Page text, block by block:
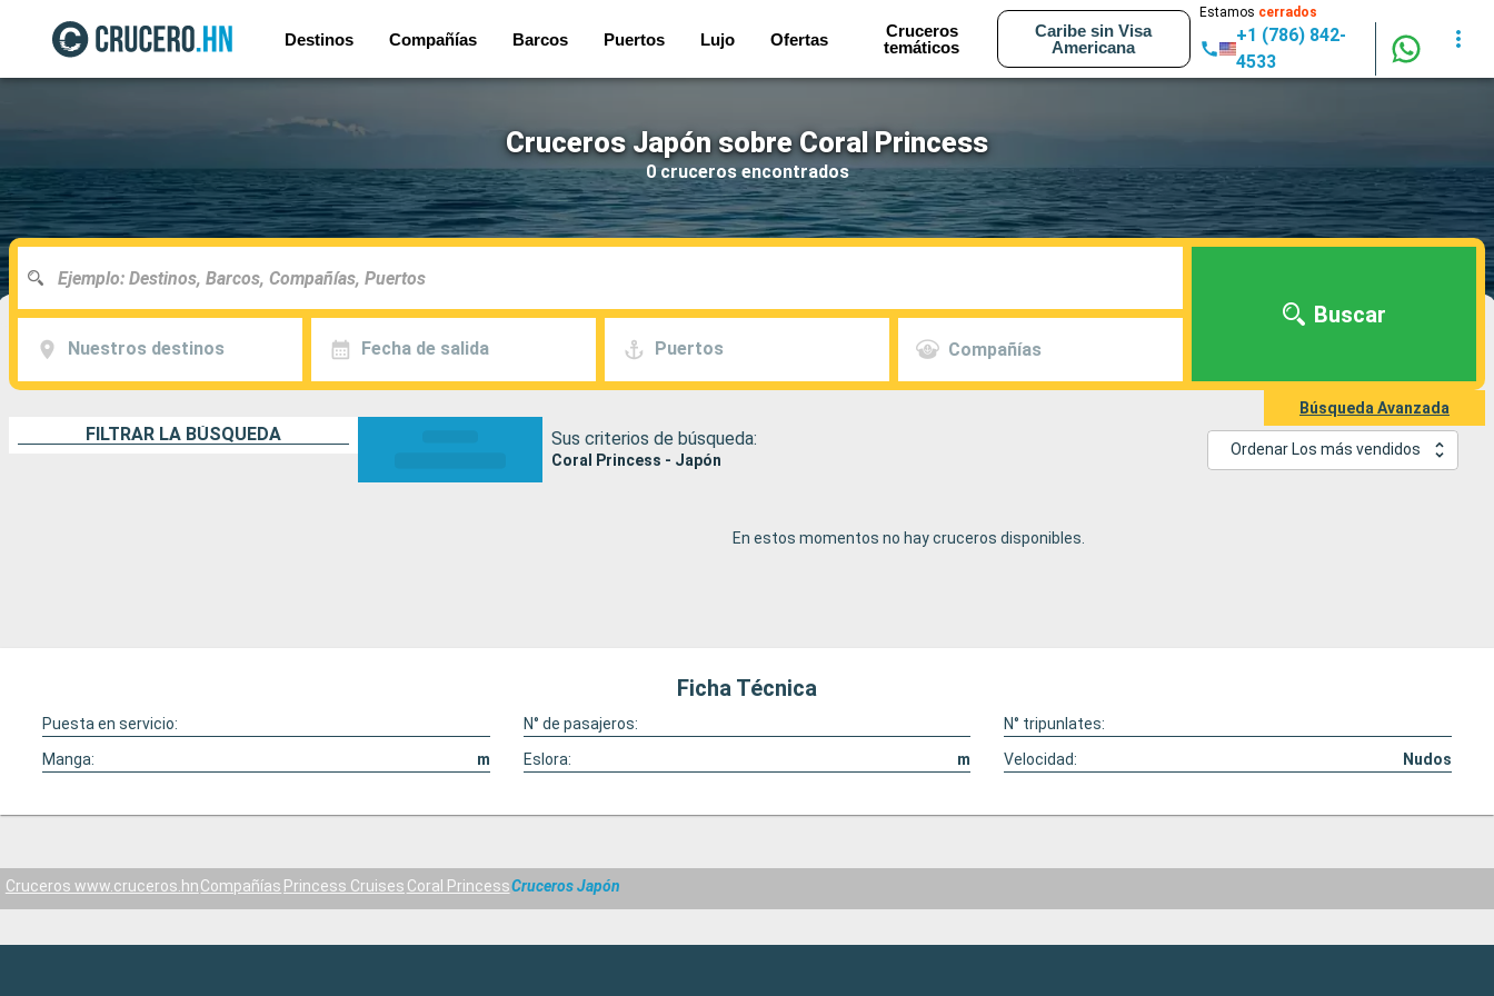
Destinos Compañías Barcos Puertos Lujo Ofertas
Cruceros
temáticos
Caribe sin Visa
Americana
Estamos cerrados
+1 (786) 842-
4533
Cruceros Japón sobre Coral Princess
0 cruceros encontrados
Nuestros destinos Fecha de salida Puertos Compañías
Buscar
Búsqueda Avanzada
FILTRAR LA BÚSQUEDA Sus criterios de búsqueda:
Coral Princess - Japón
Ordenar Los más vendidos
En estos momentos no hay cruceros disponibles.
Ficha Técnica
Puesta en servicio: N° de pasajeros:
N° tripunlates:
Manga:
m Eslora: m Velocidad: Nudos
Cruceros www.cruceros.hnCompañías Princess Cruises Coral PrincessCruceros Japón